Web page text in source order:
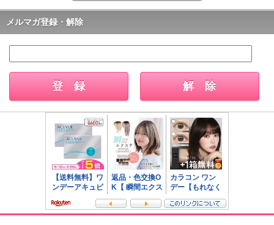
メルマガ登録・解除